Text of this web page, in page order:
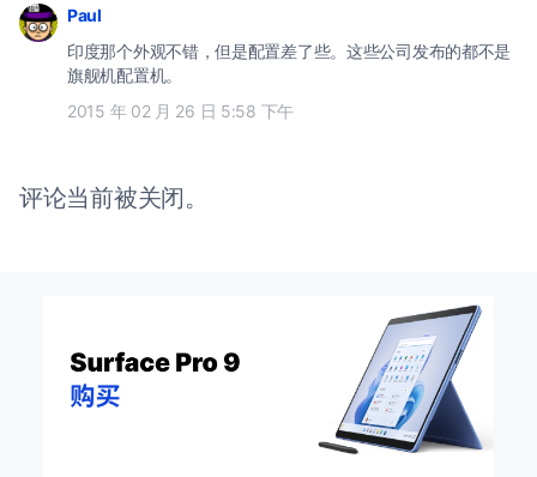
Paul
印度那个外观不错，但是配置差了些。这些公司发布的都不是
旗舰机配置机。
2015 年 02 月 26 日 5:58 下午
评论当前被关闭。